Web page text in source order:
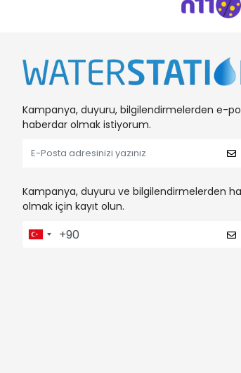
Kampanya, duyuru, bilgilendirmelerden e-
haberdar olmak istiyorum.
Kampanya, duyuru ve bilgilendirmelerden
olmak için kayıt olun.